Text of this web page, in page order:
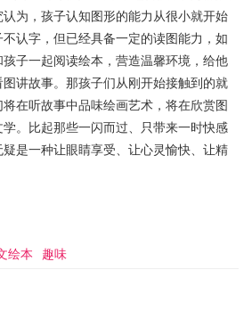
为，孩子认知图形的能力从很小就开始
认字，但已经具备一定的读图能力，如
子一起阅读绘本，营造温馨环境，给他
讲故事。那孩子们从刚开始接触到的就
在听故事中品味绘画艺术，将在欣赏图
。比起那些一闪而过、只带来一时快感
是一种让眼睛享受、让心灵愉快、让精
绘本 趣味